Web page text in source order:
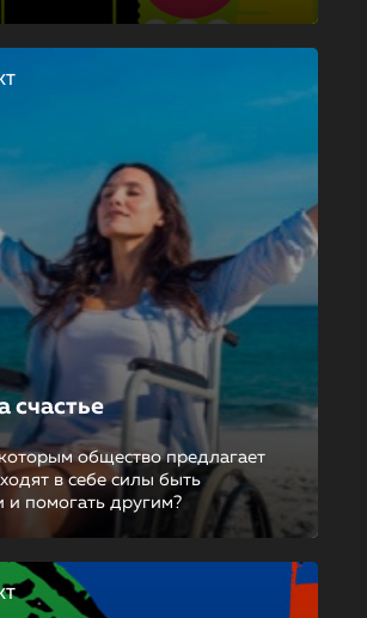
счастье
общество предлагает
в себе силы быть
помогать другим?